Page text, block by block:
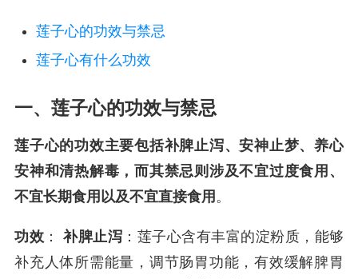
莲子心的功效与禁忌
莲子心有什么功效
一、莲子心的功效与禁忌
莲子心的功效主要包括补脾止泻、安神止梦、养心
安神和清热解毒，而其禁忌则涉及不宜过度食用、
不宜长期食用以及不宜直接食用 。
功效 ： 补脾止泻 ：莲子心含有丰富的淀粉质，能够
补充人体所需能量，调节肠胃功能，有效缓解脾胃